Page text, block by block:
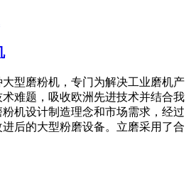
型磨粉机，专门为解决工业磨机产
难题，吸收欧洲先进技术并结合我
机设计制造理念和市场需求，经过
后的大型粉磨设备。立磨采用了合